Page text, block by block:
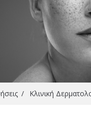
/ Κλινική